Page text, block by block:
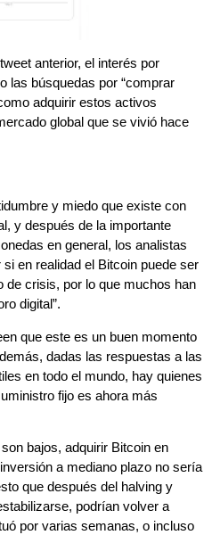
anterior, el interés por
las búsquedas por “comprar
adquirir estos activos
global que se vivió hace
y miedo que existe con
y después de la importante
en general, los analistas
en realidad el Bitcoin puede ser
de crisis, por lo que muchos han
digital”.
que este es un buen momento
dadas las respuestas a las
en todo el mundo, hay quienes
fijo es ahora más
bajos, adquirir Bitcoin en
a mediano plazo no sería
que después del halving y
podrían volver a
por varias semanas, o incluso